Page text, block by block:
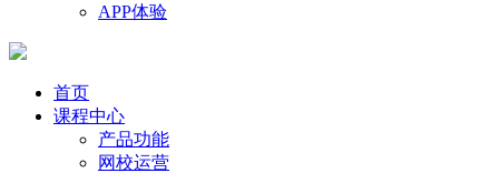
APP体验
首页
课程中心
产品功能
网校运营